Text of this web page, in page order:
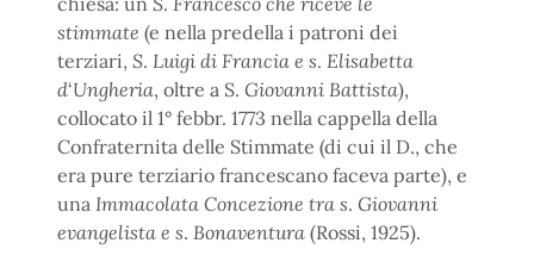
stimmate (e nella predella i patroni dei
terziari, S. Luigi di Francia e s. Elisabetta
d‘Ungheria, oltre a S. Giovanni Battista),
collocato il 1° febbr. 1773 nella cappella della
Confraternita delle Stimmate (di cui il D., che
era pure terziario francescano faceva parte), e
una Immacolata Concezione tra s. Giovanni
evangelista e s. Bonaventura (Rossi, 1925).